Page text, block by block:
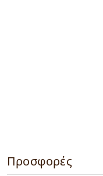
Προσφορές